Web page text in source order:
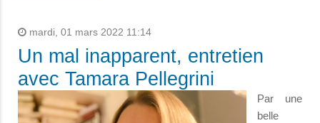
mardi, 01 mars 2022 11:14
Un mal inapparent, entretien
avec Tamara Pellegrini
Par une
belle